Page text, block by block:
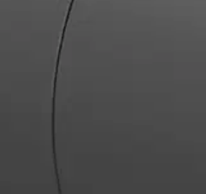
jota voidaan käyttää kiinteästi
puutteita tai niitä voisi muuten parantaa,